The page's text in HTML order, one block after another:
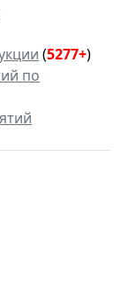
(5277+)
по